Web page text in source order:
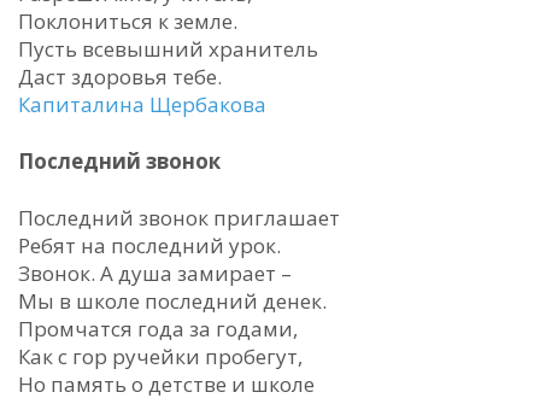
Поклониться к земле.
Пусть всевышний хранитель
Даст здоровья тебе.
Капиталина Щербакова
Последний звонок
Последний звонок приглашает
Ребят на последний урок.
Звонок. А душа замирает –
Мы в школе последний денек.
Промчатся года за годами,
Как с гор ручейки пробегут,
Но память о детстве и школе